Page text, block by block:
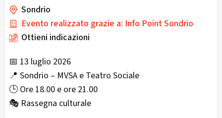
Sondrio
Evento realizzato grazie a: Info Point Sondrio
Ottieni indicazioni
📅 13 luglio 2026
📍 Sondrio – MVSA e Teatro Sociale
🕒 Ore 18.00 e ore 21.00
🎭 Rassegna culturale